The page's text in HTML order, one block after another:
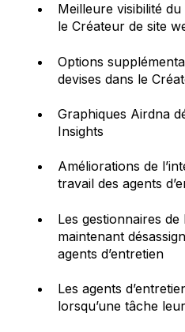
Meilleure visibilité
le Créateur de site
Options
devises dans le
Graphiques Airdna
Insights
Améliorations de
travail des agents
Les gestionnaires
maintenant
agents d’entretien
Les agents
lorsqu’une tâche